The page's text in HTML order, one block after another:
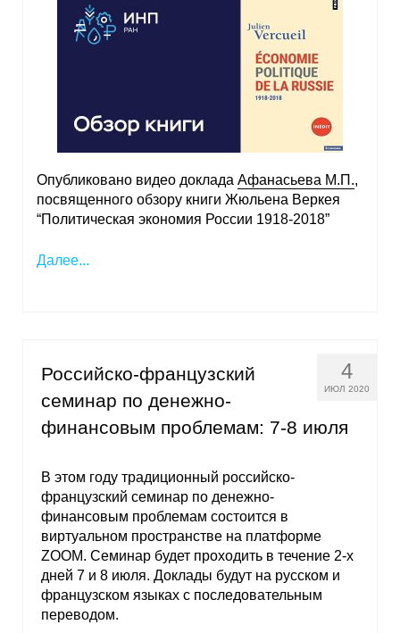
Опубликовано видео доклада Афанасьева М.П.,
посвященного обзору книги Жюльена Веркея
“Политическая экономия России 1918-2018”
Далее...
4
ИЮЛ 2020
Российско-французский
семинар по денежно-
финансовым проблемам: 7-8 июля
В этом году традиционный российско-
французский семинар по денежно-
финансовым проблемам состоится в
виртуальном пространстве на платформе
ZOOM. Семинар будет проходить в течение 2-х
дней 7 и 8 июля. Доклады будут на русском и
французском языках с последовательным
переводом.